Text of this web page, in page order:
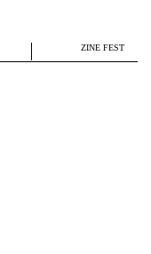
ZINE FEST